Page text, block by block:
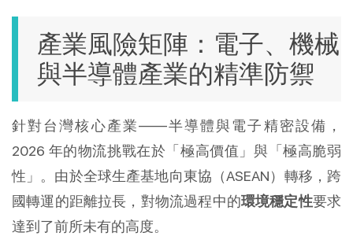
產業風險矩陣：電子、機械
與半導體產業的精準防禦
針對台灣核心產業——半導體與電子精密設備，
2026 年的物流挑戰在於「極高價值」與「極高脆弱
性」。由於全球生產基地向東協（ASEAN）轉移，跨
國轉運的距離拉長，對物流過程中的環境穩定性要求
達到了前所未有的高度。